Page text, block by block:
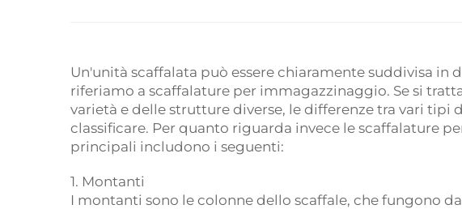
Un'unità scaffalata può essere chiaramente suddivisa in
riferiamo a scaffalature per immagazzinaggio. Se si
varietà e delle strutture diverse, le differenze tra vari tipi
classificare. Per quanto riguarda invece le scaffalature
principali includono i seguenti:
1. Montanti
I montanti sono le colonne dello scaffale, che fungono